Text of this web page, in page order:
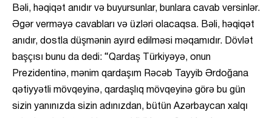
Bəli, həqiqət anıdır və buyursunlar, bunlara cavab versinlər.
Əgər verməyə cavabları və üzləri olacaqsa. Bəli, həqiqət
anıdır, dostla düşmənin ayırd edilməsi məqamıdır. Dövlət
başçısı bunu da dedi: “Qardaş Türkiyəyə, onun
Prezidentinə, mənim qardaşım Rəcəb Tayyib Ərdoğana
qətiyyətli mövqeyinə, qardaşlıq mövqeyinə görə bu gün
sizin yanınızda sizin adınızdan, bütün Azərbaycan xalqı